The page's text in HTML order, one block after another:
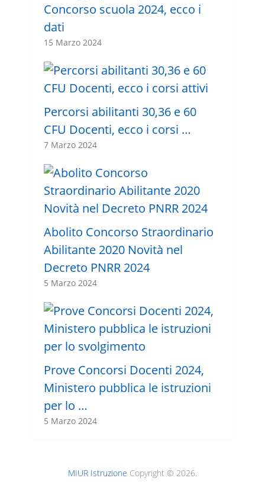
Concorso scuola 2024, ecco i
dati
15 Marzo 2024
Percorsi abilitanti 30,36 e 60
CFU Docenti, ecco i corsi …
7 Marzo 2024
Abolito Concorso Straordinario
Abilitante 2020 Novità nel
Decreto PNRR 2024
5 Marzo 2024
Prove Concorsi Docenti 2024,
Ministero pubblica le istruzioni
per lo …
5 Marzo 2024
MIUR Istruzione Copyright © 2026.